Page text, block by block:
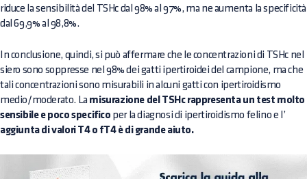
riduce la sensibilità del TSHc dal 98% al 97%, ma ne aumenta la specificità
dal 69,9% al 98,8%.
In conclusione, quindi, si può affermare che le concentrazioni di TSHc nel
siero sono soppresse nel 98% dei gatti ipertiroidei del campione, ma che
tali concentrazioni sono misurabili in alcuni gatti con ipertiroidismo
medio/moderato. La misurazione del TSHc rappresenta un test molto
sensibile e poco specifico per la diagnosi di ipertiroidismo felino e l’
aggiunta di valori T4 o fT4 è di grande aiuto.